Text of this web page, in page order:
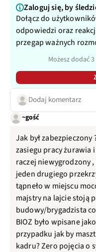
Zaloguj się, by
Dołącz do
odpowiedzi oraz
przegap ważnych
Możesz dodać
Dodaj komentarz
~gość
Jak był
zasiegu pracy żurawia
raczej niewygrodzony
jeden drugiego
tąpneło w miejscu
majstry na lajcie stoją
budowy/brygadzista
BIOZ było wpisane
przypadku jak by
kadru? Zero pojęcia o